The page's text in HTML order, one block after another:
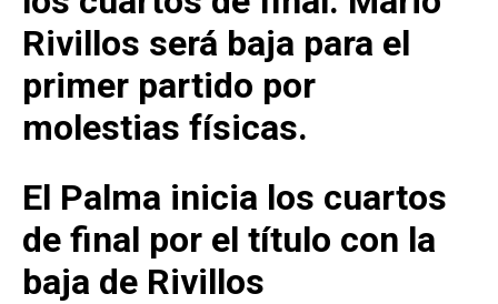
Rivillos será baja para el
primer partido por
molestias físicas.
El Palma inicia los cuartos
de final por el título con la
baja de Rivillos